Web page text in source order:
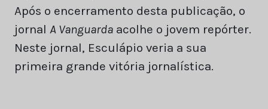
Após o encerramento desta publicação, o
jornal A Vanguarda acolhe o jovem repórter.
Neste jornal, Esculápio veria a sua
primeira grande vitória jornalística.